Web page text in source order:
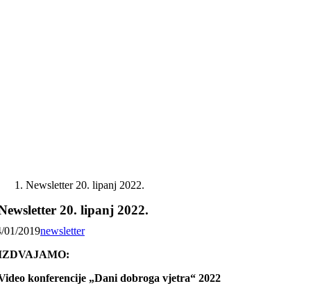
Newsletter 20. lipanj 2022.
20. lipanj 2022.
01/2019newsletter
konferencije „Dani dobroga vjetra“ 2022